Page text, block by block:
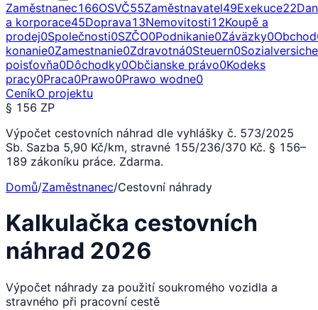
Zaměstnanec166OSVČ55Zaměstnavatel49Exekuce22
a korporace45Doprava13Nemovitosti12Koupě a
prodej0Společnosti0SZČO0Podnikanie0Záväzky0Obchod
konanie0Zamestnanie0Zdravotná0Steuern0
poisťovňa0Dôchodky0Občianske právo0Kodeks
pracy0Praca0Prawo0Prawo wodne0
CeníkO projektu
§ 156 ZP
Výpočet cestovních náhrad dle vyhlášky č. 573/2025
Sb. Sazba 5,90 Kč/km, stravné 155/236/370 Kč. § 156–
189 zákoníku práce. Zdarma.
Domů/Zaměstnanec/Cestovní náhrady
Kalkulačka cestovních
náhrad 2026
Výpočet náhrady za použití soukromého vozidla a
stravného při pracovní cestě